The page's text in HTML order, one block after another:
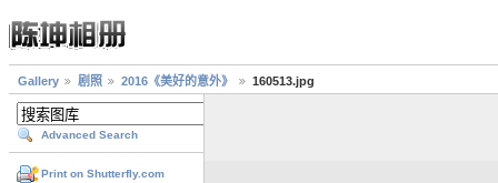
Gallery 剧照 2016《美好的意外》 160513.jpg
Advanced Search
Print on Shutterfly.com